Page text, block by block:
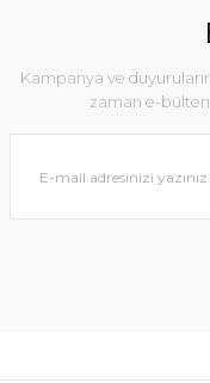
Kampanya ve
zaman e-